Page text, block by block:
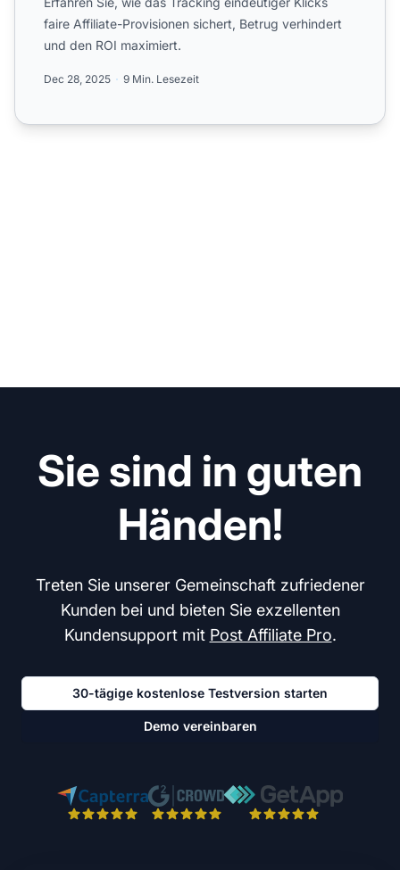
faire Affiliate-Provisionen sichert, Betrug verhindert
und den ROI maximiert.
Dec 28, 2025 9 Min. Lesezeit
Sie sind in guten
Händen!
Treten Sie unserer Gemeinschaft zufriedener
Kunden bei und bieten Sie exzellenten
Kundensupport mit Post Affiliate Pro.
30-tägige kostenlose Testversion starten
Demo vereinbaren